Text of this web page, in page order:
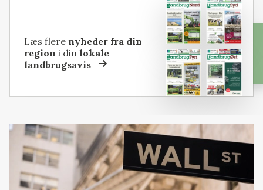
Læs flere nyheder fra din
region i dinlokale
landbrugsavis